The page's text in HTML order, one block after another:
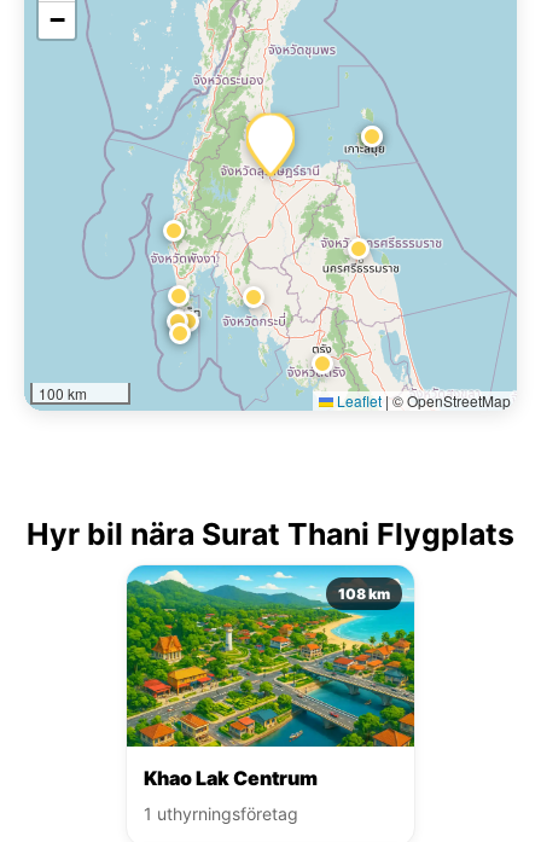
−
100 km Leaflet | © OpenStreetMap
Hyr bil nära Surat Thani Flygplats
108 km
Khao Lak Centrum
1 uthyrningsföretag